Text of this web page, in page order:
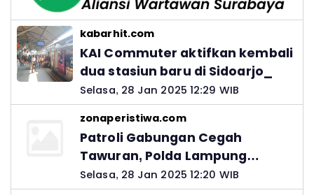
kabarhit.com
KAI Commuter aktifkan kembali
dua stasiun baru di Sidoarjo_
Selasa, 28 Jan 2025 12:29 WIB
zonaperistiwa.com
Patroli Gabungan Cegah
Tawuran, Polda Lampung
Ingatkan Peran Orang Tua
Selasa, 28 Jan 2025 12:20 WIB